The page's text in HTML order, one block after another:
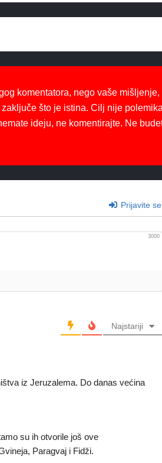
komentatora, nego vaše mišljenje,
što je istina. Cilj nije
ideju, ne komentirajte. Ne
Prijavite se
3000
Najstariji
iz Jeruzalema. Do danas većina
su ih otvorile još ove
Paragvaj i Fidži.